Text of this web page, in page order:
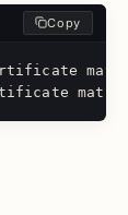
Copy